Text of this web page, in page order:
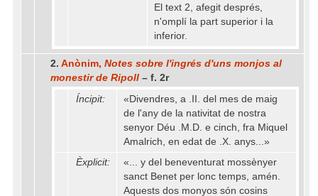
El text 2, afegit després,
n'omplí la part superior i la
inferior.
2. Anònim, Notes sobre l'ingrés d'uns monjos al
monestir de Ripoll – f. 2r
Íncipit:
«Divendres, a .II. del mes de maig
de l'any de la nativitat de nostra
senyor Déu .M.D. e cinch, fra Miquel
Amalrich, en edat de .X. anys...»
Èxplicit:
«... y del beneventurat mossènyer
sanct Benet per lonc temps, amén.
Aquests dos monyos són cosins